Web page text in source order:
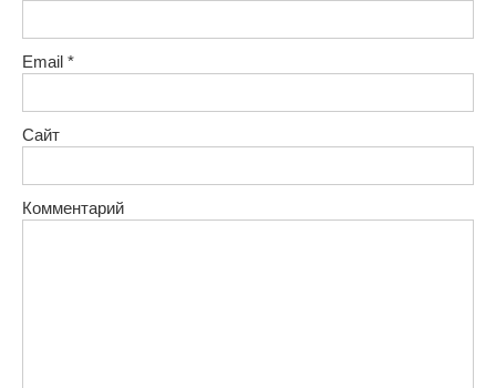
Email *
Сайт
Комментарий